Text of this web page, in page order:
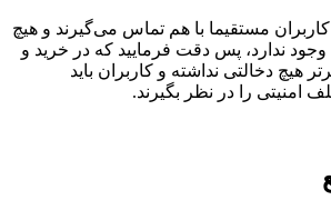
مستقیما با هم تماس می‌گیرند و هیچ
ندارد، پس دقت فرمایید که در خرید و
دخالتی نداشته و کاربران باید
امنیتی را در نظر بگیرند.